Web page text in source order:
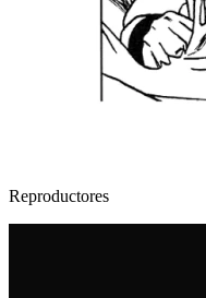
Reproductores